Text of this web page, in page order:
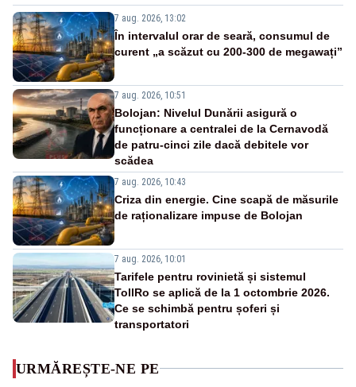
7 aug. 2026, 13:02
În intervalul orar de seară, consumul de
curent „a scăzut cu 200-300 de megawați”
7 aug. 2026, 10:51
Bolojan: Nivelul Dunării asigură o
funcționare a centralei de la Cernavodă
de patru-cinci zile dacă debitele vor
scădea
7 aug. 2026, 10:43
Criza din energie. Cine scapă de măsurile
de raționalizare impuse de Bolojan
7 aug. 2026, 10:01
Tarifele pentru rovinietă și sistemul
TollRo se aplică de la 1 octombrie 2026.
Ce se schimbă pentru șoferi și
transportatori
URMĂREȘTE-NE PE